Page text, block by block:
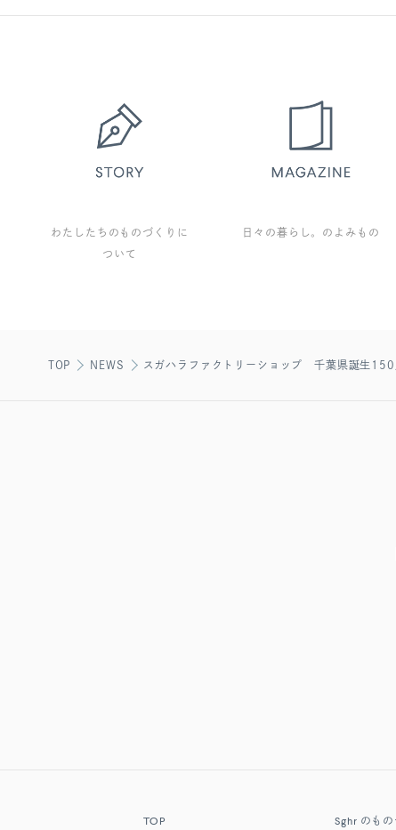
わたしたちのものづくりに
ついて
日々の暮らし。のよみもの
TOP NEWS スガハラファクトリーショップ 千葉県誕生150
TOP Sghr のもの